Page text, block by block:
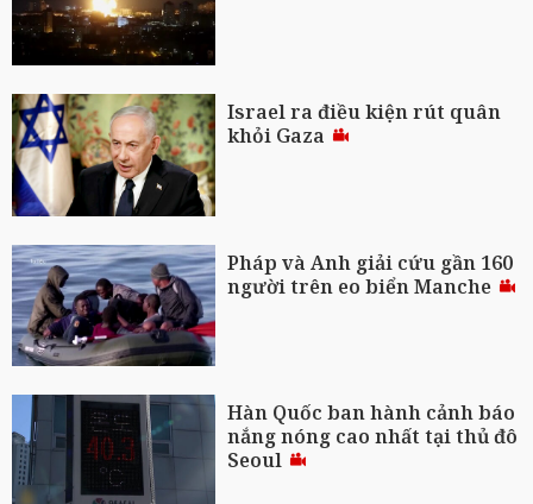
Israel ra điều kiện rút quân
khỏi Gaza
Pháp và Anh giải cứu gần 160
người trên eo biển Manche
Hàn Quốc ban hành cảnh báo
nắng nóng cao nhất tại thủ đô
Seoul